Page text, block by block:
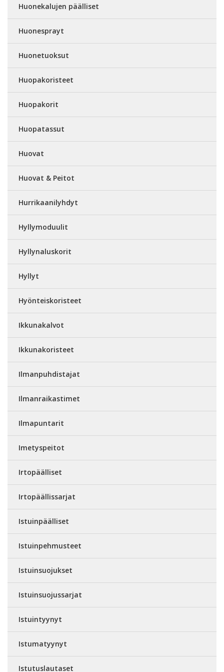
Huonekalujen päälliset
Huonesprayt
Huonetuoksut
Huopakoristeet
Huopakorit
Huopatassut
Huovat
Huovat & Peitot
Hurrikaanilyhdyt
Hyllymoduulit
Hyllynaluskorit
Hyllyt
Hyönteiskoristeet
Ikkunakalvot
Ikkunakoristeet
Ilmanpuhdistajat
Ilmanraikastimet
Ilmapuntarit
Imetyspeitot
Irtopäälliset
Irtopäällissarjat
Istuinpäälliset
Istuinpehmusteet
Istuinsuojukset
Istuinsuojussarjat
Istuintyynyt
Istumatyynyt
Istutuslautaset